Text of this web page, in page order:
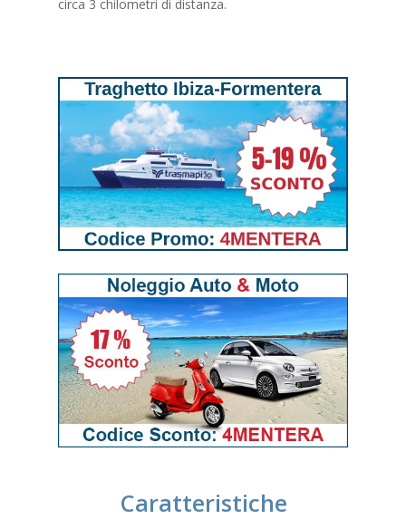
circa 3 chilometri di distanza.
Caratteristiche